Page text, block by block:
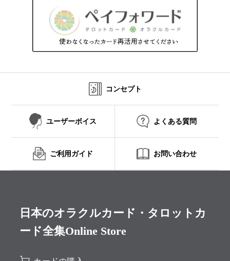
コンセプト
ユーザーボイス よくある質問
ご利用ガイド お問い合わせ
日本のオラクルカード・タロットカ
ード全集Online Store